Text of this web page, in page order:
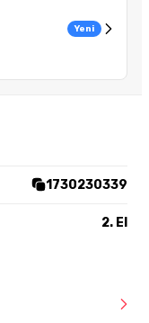
Yeni
1730230339
2. El